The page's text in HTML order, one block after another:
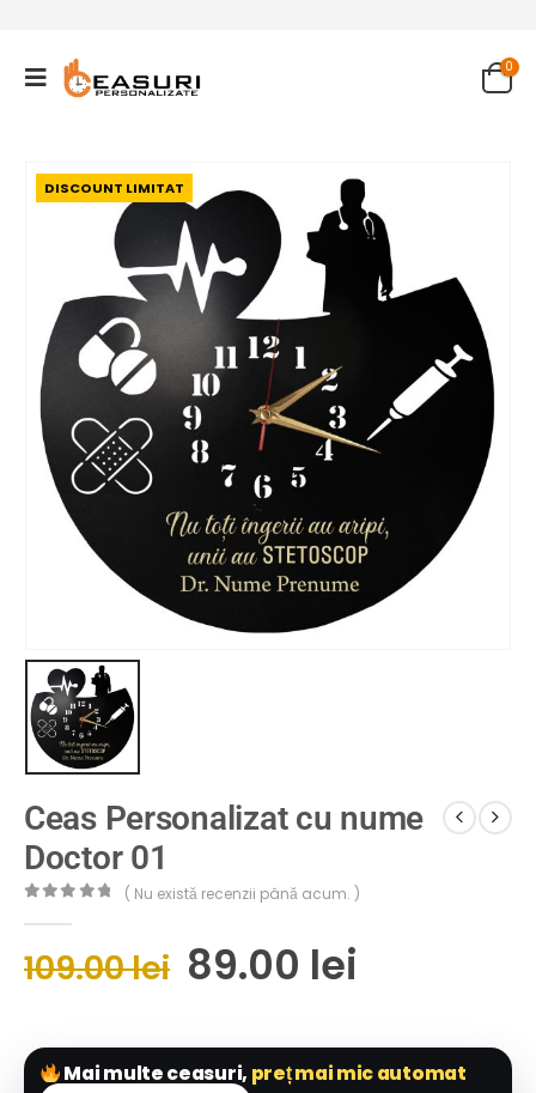
0
DISCOUNT LIMITAT
Ceas Personalizat cu nume
Doctor 01
( Nu există recenzii până acum. )
109.00lei 89.00 lei
Mai multe ceasuri, preț mai mic automat